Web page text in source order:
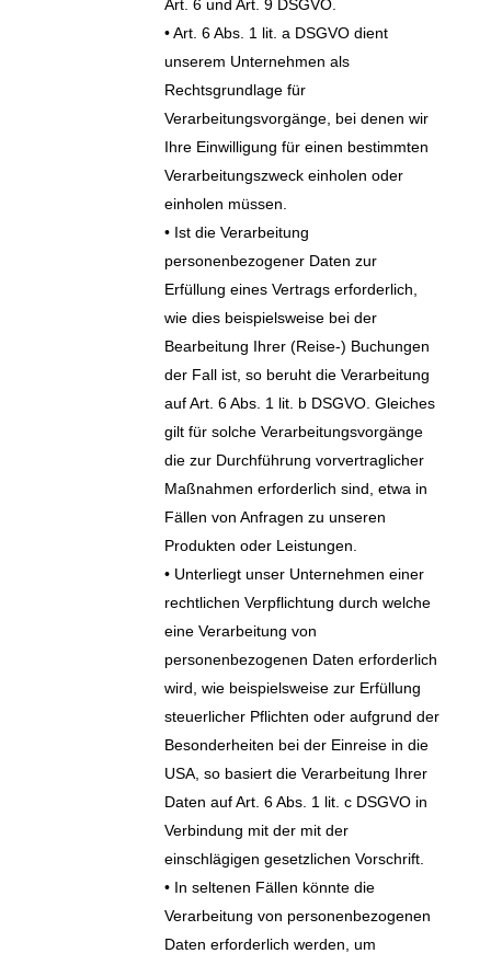
Art. 6 und Art. 9 DSGVO.
• Art. 6 Abs. 1 lit. a DSGVO dient
unserem Unternehmen als
Rechtsgrundlage für
Verarbeitungsvorgänge, bei denen wir
Ihre Einwilligung für einen bestimmten
Verarbeitungszweck einholen oder
einholen müssen.
• Ist die Verarbeitung
personenbezogener Daten zur
Erfüllung eines Vertrags erforderlich,
wie dies beispielsweise bei der
Bearbeitung Ihrer (Reise-) Buchungen
der Fall ist, so beruht die Verarbeitung
auf Art. 6 Abs. 1 lit. b DSGVO. Gleiches
gilt für solche Verarbeitungsvorgänge
die zur Durchführung vorvertraglicher
Maßnahmen erforderlich sind, etwa in
Fällen von Anfragen zu unseren
Produkten oder Leistungen.
• Unterliegt unser Unternehmen einer
rechtlichen Verpflichtung durch welche
eine Verarbeitung von
personenbezogenen Daten erforderlich
wird, wie beispielsweise zur Erfüllung
steuerlicher Pflichten oder aufgrund der
Besonderheiten bei der Einreise in die
USA, so basiert die Verarbeitung Ihrer
Daten auf Art. 6 Abs. 1 lit. c DSGVO in
Verbindung mit der mit der
einschlägigen gesetzlichen Vorschrift.
• In seltenen Fällen könnte die
Verarbeitung von personenbezogenen
Daten erforderlich werden, um